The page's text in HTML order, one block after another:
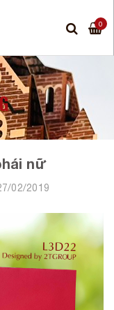
0
nữ
02/2019